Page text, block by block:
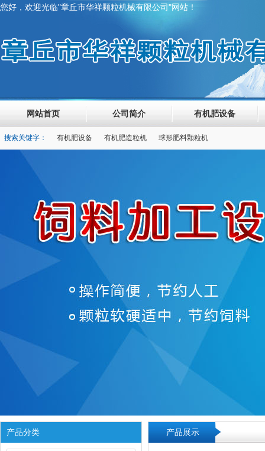
您好，欢迎光临"章丘市华祥颗粒机械有限公司"网站！
网站首页 公司简介 有机肥设备
搜索关键字： 有机肥设备 有机肥造粒机 球形肥料颗粒机
产品分类 产品展示